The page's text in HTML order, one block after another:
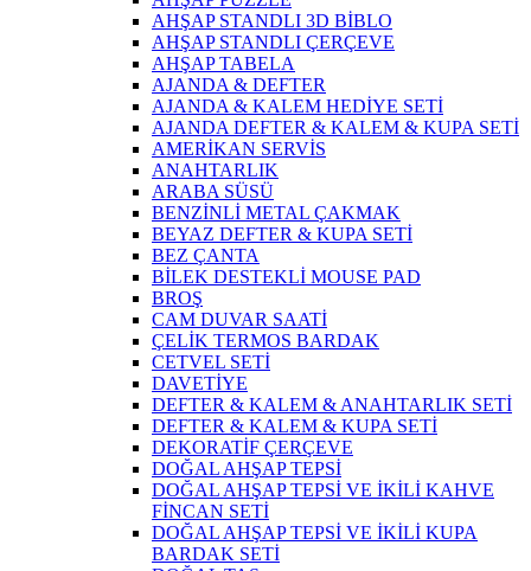
AHŞAP STANDLI 3D BİBLO
AHŞAP STANDLI ÇERÇEVE
AHŞAP TABELA
AJANDA & DEFTER
AJANDA & KALEM HEDİYE SETİ
AJANDA DEFTER & KALEM & KUPA SETİ
AMERİKAN SERVİS
ANAHTARLIK
ARABA SÜSÜ
BENZİNLİ METAL ÇAKMAK
BEYAZ DEFTER & KUPA SETİ
BEZ ÇANTA
BİLEK DESTEKLİ MOUSE PAD
BROŞ
CAM DUVAR SAATİ
ÇELİK TERMOS BARDAK
CETVEL SETİ
DAVETİYE
DEFTER & KALEM & ANAHTARLIK SETİ
DEFTER & KALEM & KUPA SETİ
DEKORATİF ÇERÇEVE
DOĞAL AHŞAP TEPSİ
DOĞAL AHŞAP TEPSİ VE İKİLİ KAHVE
FİNCAN SETİ
DOĞAL AHŞAP TEPSİ VE İKİLİ KUPA
BARDAK SETİ